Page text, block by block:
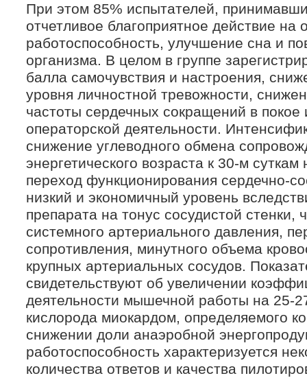
При этом 85% испытателей,
отчетливое благоприятное действие на
работоспособность, улучшение сна и
организма. В целом в группе
балла самочувствия и настроения,
уровня личностной тревожности,
частоты сердечных сокращений в
операторской деятельности.
снижение углеводного обмена
энергетического возраста к 30-м
переход функционирования сердечно-
низкий и экономичный уровень
препарата на тонус сосудистой стенки,
системного артериального давления,
сопротивления, минутного объема
крупных артериальных сосудов.
свидетельствуют об увеличении
деятельности мышечной работы на 25-
кислорода миокардом, определяемого
снижении доли анаэробной
работоспособность характеризуется
количества ответов и качества